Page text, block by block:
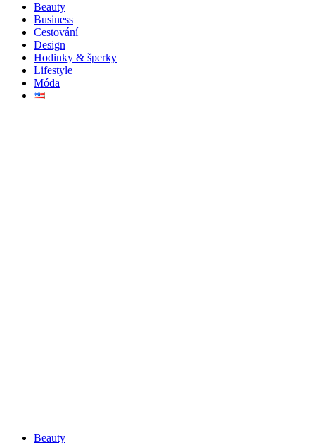
Beauty
Business
Cestování
Design
Hodinky & šperky
Lifestyle
Móda
Beauty